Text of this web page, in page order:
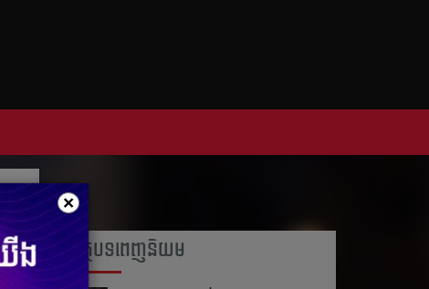
អត្ថបទពេញនិយម
×